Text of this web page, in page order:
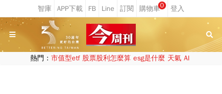
0
熱門： 市值型etf 股票股利怎麼算 esg是什麼 天氣 AI